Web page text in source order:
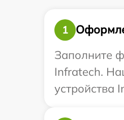
1
Заполните
Infratech.
устройства